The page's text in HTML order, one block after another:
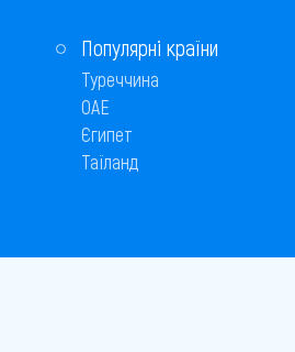
Популярні країни
Туреччина
ОАЕ
Єгипет
Таїланд